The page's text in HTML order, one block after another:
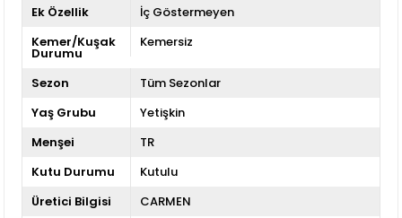
Ek Özellik
İç Göstermeyen
Kemer/Kuşak
Durumu
Kemersiz
Sezon
Tüm Sezonlar
Yaş Grubu
Yetişkin
Menşei
TR
Kutu Durumu
Kutulu
Üretici Bilgisi
CARMEN